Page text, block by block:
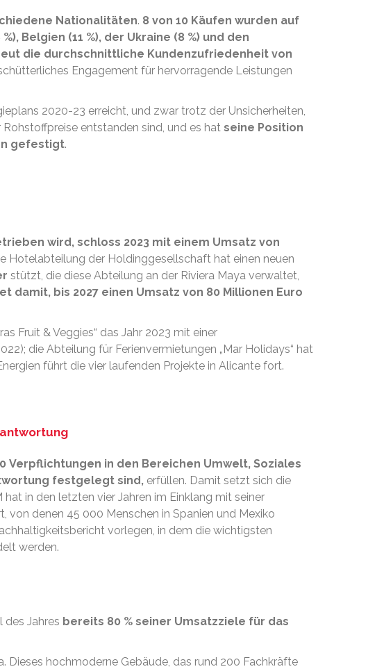
Nationalitäten. 8 von 10 Käufen wurden auf
%), Belgien (11 %), der Ukraine (8 %) und den
die durchschnittliche Kundenzufriedenheit von
Engagement für hervorragende Leistungen
2020-23 erreicht, und zwar trotz der Unsicherheiten,
entstanden sind, und es hat seine Position
gefestigt.
wird, schloss 2023 mit einem Umsatz von
Hotelabteilung der Holdinggesellschaft hat einen neuen
stützt, die diese Abteilung an der Riviera Maya verwaltet,
damit, bis 2027 einen Umsatz von 80 Millionen Euro
Fruit & Veggies“ das Jahr 2023 mit einer
die Abteilung für Ferienvermietungen „Mar Holidays“ hat
führt die vier laufenden Projekte in Alicante fort.
Verpflichtungen in den Bereichen Umwelt, Soziales
festgelegt sind, erfüllen. Damit setzt sich die
in den letzten vier Jahren im Einklang mit seiner
von denen 45 000 Menschen in Spanien und Mexiko
vorlegen, in dem die wichtigsten
werden.
Jahres bereits 80 % seiner Umsatzziele für das
Dieses hochmoderne Gebäude, das rund 200 Fachkräfte